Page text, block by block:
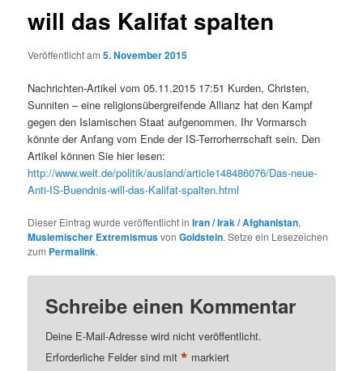
will das Kalifat spalten
Veröffentlicht am5. November 2015
Nachrichten-Artikel vom 05.11.2015 17:51 Kurden, Christen,
Sunniten – eine religionsübergreifende Allianz hat den Kampf
gegen den Islamischen Staat aufgenommen. Ihr Vormarsch
könnte der Anfang vom Ende der IS-Terrorherrschaft sein. Den
Artikel können Sie hier lesen:
http://www.welt.de/politik/ausland/article148486076/Das-neue-
Anti-IS-Buendnis-will-das-Kalifat-spalten.html
Dieser Eintrag wurde veröffentlicht inIran / Irak / Afghanistan,
Muslemischer ExtremismusvonGoldstein. Setze ein Lesezeichen
zum Permalink.
Schreibe einen Kommentar
Deine E-Mail-Adresse wird nicht veröffentlicht.
Erforderliche Felder sind mit* markiert